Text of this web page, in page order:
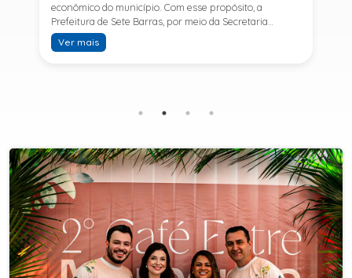
econômico do município. Com esse propósito, a
Prefeitura de Sete Barras, por meio da Secretaria
Municipal de Turismo e Desenvolvimento Econômico,
promove na próxima terça-feira (11) a Rede de Negócios
telecomunicações e fundador da empresa Seu
Consultor, que compartilhará estratégias para
aumentar resultados, fortalecer relacionamentos
comerciais e ampliar as oportunidades de
negócios.Para a Secretária Municipal de Turismo e
Desenvolvimento Econômico, Edna Carvalho, a Rede de
Negócios 7B representa mais uma iniciativa da gestão
do Prefeito Ítalo Costa para fortalecer o
empreendedorismo e incentivar o crescimento das
Ver mais